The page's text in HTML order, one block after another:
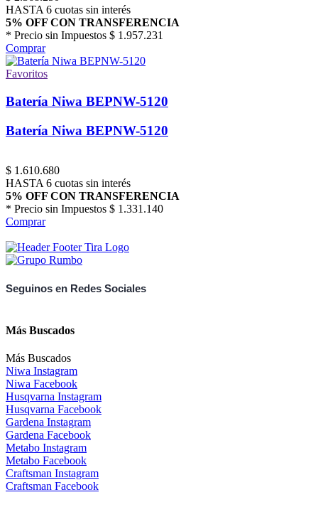
HASTA 6 cuotas sin interés
5% OFF CON TRANSFERENCIA
* Precio sin Impuestos $ 1.957.231
Comprar
Favoritos
Batería Niwa BEPNW-5120
Batería Niwa BEPNW-5120
$ 1.610.680
HASTA 6 cuotas sin interés
5% OFF CON TRANSFERENCIA
* Precio sin Impuestos $ 1.331.140
Comprar
Seguinos en Redes Sociales
Más Buscados
Más Buscados
Niwa Instagram
Niwa Facebook
Husqvarna Instagram
Husqvarna Facebook
Gardena Instagram
Gardena Facebook
Metabo Instagram
Metabo Facebook
Craftsman Instagram
Craftsman Facebook